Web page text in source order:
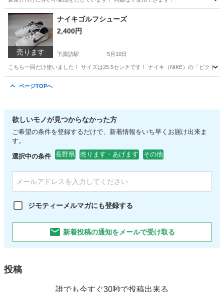
長野 岡谷市 下諏訪駅 KITO
売ります
ナイキゴルフシューズ
2,400円
下諏訪駅 5月10日
こちら一回だけ使いました！ サイズは25.5センチです！ ナイキ（NIKE）の「ビクト
ページTOPへ
欲しいモノが見つからなかった方
ご希望の条件を登録するだけで、新着情報をいち早くお届け出来ま
す。
選択中の条件 長野県 売ります・あげます その他
ジモティーメルマガにも登録する
新着投稿の通知をメールで受け取る
投稿
誰でも今すぐ30秒で投稿出来る